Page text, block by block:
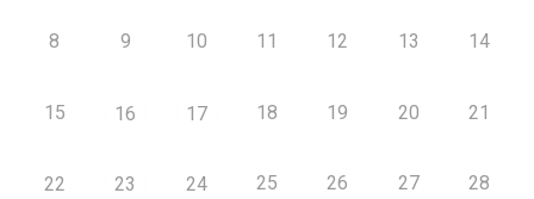
8 9 10 11 12 13 14
15 16 17 18 19 20 21
22 23 24 25 26 27 28